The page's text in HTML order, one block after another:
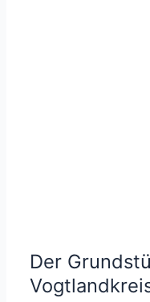
Der